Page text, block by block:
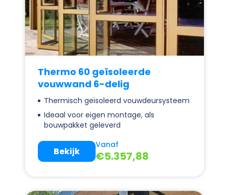
Thermo 60 geïsoleerde
vouwwand 6-delig
Thermisch geïsoleerd vouwdeursysteem
Ideaal voor eigen montage, als
bouwpakket geleverd
Vanaf
€5.357,88
Bekijk